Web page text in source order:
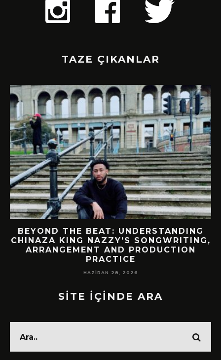
TAZE ÇIKANLAR
BEYOND THE BEAT: UNDERSTANDING
CHINAZA KING NAZZY’S SONGWRITING,
ARRANGEMENT AND PRODUCTION
PRACTICE
HAZIRAN 28, 2026
SİTE İÇİNDE ARA